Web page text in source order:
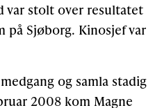
Allereie medlem?Logg inn
var stolt over resultatet
på Sjøborg. Kinosjef var
og samla stadig
2008 kom Magne